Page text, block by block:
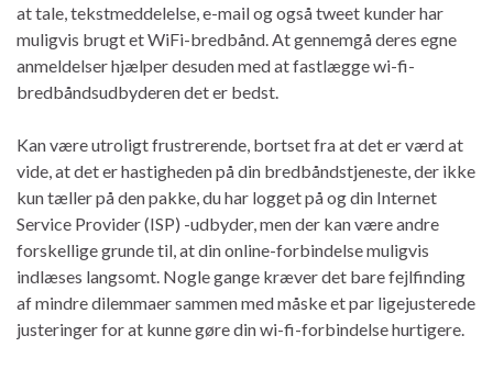
at tale, tekstmeddelelse, e-mail og også tweet kunder har
muligvis brugt et WiFi-bredbånd. At gennemgå deres egne
anmeldelser hjælper desuden med at fastlægge wi-fi-
bredbåndsudbyderen det er bedst.
Kan være utroligt frustrerende, bortset fra at det er værd at
vide, at det er hastigheden på din bredbåndstjeneste, der ikke
kun tæller på den pakke, du har logget på og din Internet
Service Provider (ISP) -udbyder, men der kan være andre
forskellige grunde til, at din online-forbindelse muligvis
indlæses langsomt. Nogle gange kræver det bare fejlfinding
af mindre dilemmaer sammen med måske et par ligejusterede
justeringer for at kunne gøre din wi-fi-forbindelse hurtigere.